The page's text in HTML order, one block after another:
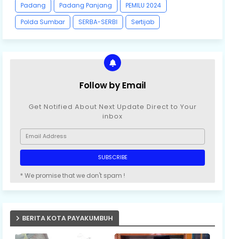
Padang
Padang Panjang
PEMILU 2024
Polda Sumbar
SERBA-SERBI Sertijab
Follow by Email
Get Notified About Next Update Direct to Your
inbox
* We promise that we don't spam !
BERITA KOTA PAYAKUMBUH